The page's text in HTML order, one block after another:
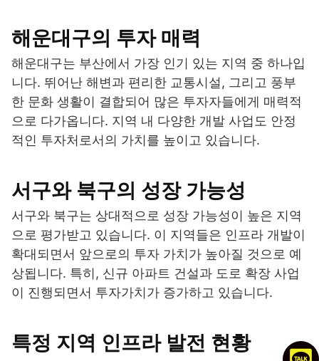
해운대구의 투자 매력
해운대구는 부산에서 가장 인기 있는 지역 중 하나입
니다. 뛰어난 해변과 편리한 교통시설, 그리고 풍부
한 문화 생활이 결합되어 많은 투자자들에게 매력적
으로 다가옵니다. 지역 내 다양한 개발 사업도 안정
적인 투자처로서의 가치를 높이고 있습니다.
서구와 북구의 성장 가능성
서구와 북구는 상대적으로 성장 가능성이 높은 지역
으로 평가받고 있습니다. 이 지역들은 인프라 개발이
확대되면서 앞으로의 투자 가치가 높아질 것으로 예
상됩니다. 특히, 신규 아파트 건설과 도로 확장 사업
이 진행되면서 투자가치가 증가하고 있습니다.
특정 지역 인프라 발전 현황